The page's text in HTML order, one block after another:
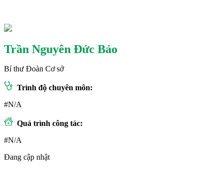
Trần Nguyên Đức Bảo
Bí thư Đoàn Cơ sở
Trình độ chuyên môn:
#N/A
Quá trình công tác:
#N/A
Đang cập nhật